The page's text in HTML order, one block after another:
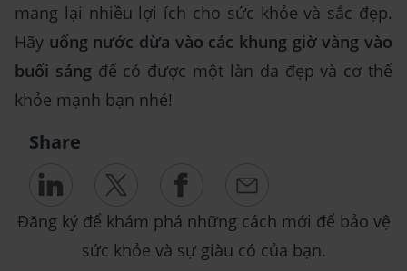
mang lại nhiều lợi ích cho sức khỏe và sắc đẹp.
Hãy uống nước dừa vào các khung giờ vàng vào
buổi sángđể có được một làn da đẹp và cơ thể
khỏe mạnh bạn nhé!
Share
Đăng ký để khám phá những cách mới để bảo vệ
sức khỏe và sự giàu có của bạn.